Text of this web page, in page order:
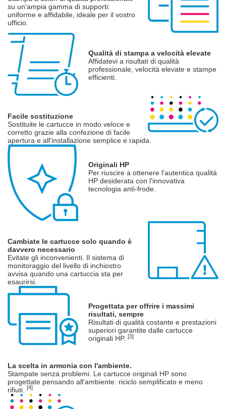
su un'ampia gamma di supporti:
uniforme e affidabile, ideale per il vostro
ufficio.
Qualità di stampa a velocità elevate
Affidatevi a risultati di qualità
professionale, velocità elevate e stampe
efficienti.
Facile sostituzione
Sostituite le cartucce in modo veloce e
corretto grazie alla confezione di facile
apertura e all'installazione semplice e rapida.
Originali HP
Per riuscire a ottenere l'autentica qualità
HP desiderata con l'innovativa
tecnologia anti-frode.
Cambiate le cartucce solo quando è
davvero necessario
Evitate gli inconvenienti. Il sistema di
monitoraggio del livello di inchiostro
avvisa quando una cartuccia sta per
esaurirsi.
Progettata per offrire i massimi
risultati, sempre
Risultati di qualità costante e prestazioni
superiori garantite dalle cartucce
originali HP. [3]
La scelta in armonia con l'ambiente.
Stampate senza problemi. Le cartucce originali HP sono
progettate pensando all'ambiente: riciclo semplificato e meno
rifiuti.
[4]